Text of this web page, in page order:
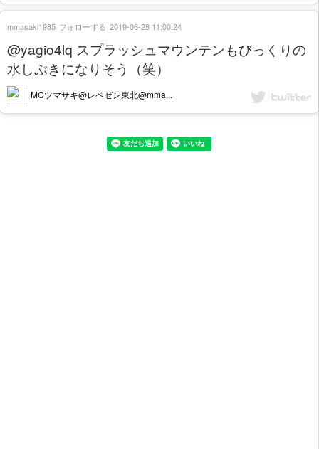
@yagio4lq スプラッシュマウンテンもびっくりの
水しぶきになりそう（笑）
MCツマサキ@レペゼン東北@mma...
mmasaki1985 フォローする 2019-06-28 11:00:24